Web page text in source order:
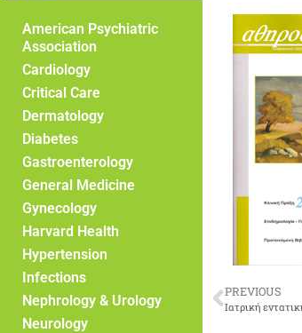
American Psychiatric
Association
Cardiology
Critical Care
Dermatology
Diabetes
Gastroenterology
General Medicine
Gynecology
Harvard Health
Hypertension
Infections
Nephrology & Urology
Neurology
PREVIOUS
Ιατρική